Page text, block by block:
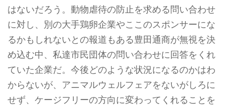
はないだろう。動物虐待の防止を求める問い合わせ
に対し、別の大手鶏卵企業やここのスポンサーにな
るかもしれないとの報道もある豊田通商が無視を決
め込む中、私達市民団体の問い合わせに回答をくれ
ていた企業だ。今後どのような状況になるのかはわ
からないが、アニマルウェルフェアをないがしろに
せず、ケージフリーの方向に変わってくれることを